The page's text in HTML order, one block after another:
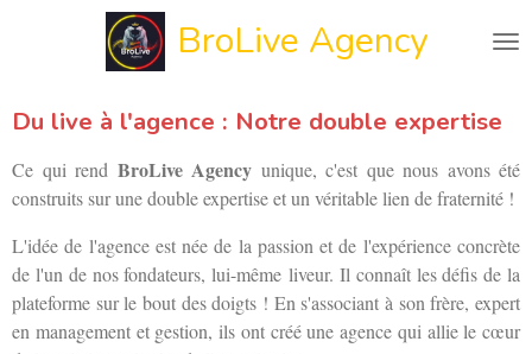
principal
BroLive Agency
Du live à l'agence : Notre double expertise
Ce qui rend BroLive Agency unique, c'est que nous avons été
construits sur une double expertise et un véritable lien de fraternité !
L'idée de l'agence est née de la passion et de l'expérience concrète
de l'un de nos fondateurs, lui-même liveur. Il connaît les défis de la
plateforme sur le bout des doigts ! En s'associant à son frère, expert
en management et gestion, ils ont créé une agence qui allie le cœur